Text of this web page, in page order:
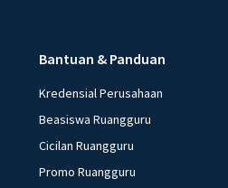
Bantuan & Panduan
Kredensial Perusahaan
Beasiswa Ruangguru
Cicilan Ruangguru
Promo Ruangguru